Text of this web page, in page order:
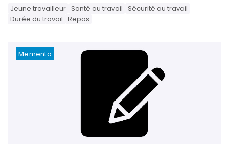
Jeune travailleur Santé au travail Sécurité au travail
Durée du travail Repos
Memento